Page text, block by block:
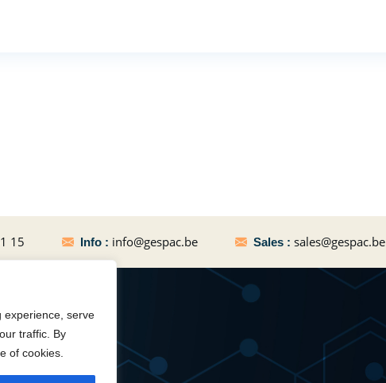
experience, serve
traffic. By
of cookies.
15 Info : info@gespac.be Sales : sales@gespac.be